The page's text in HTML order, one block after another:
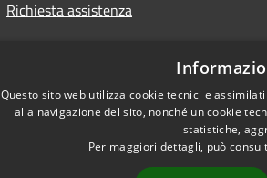
Richiesta assistenza
Questo sito web utilizza cookie tecnici e
alla navigazione del sito, nonché un cookie
statistiche,
Per maggiori dettagli, può